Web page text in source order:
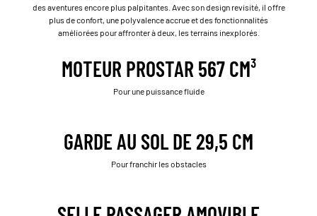
des aventures encore plus palpitantes. Avec son design revisité, il offre
plus de confort, une polyvalence accrue et des fonctionnalités
améliorées pour affronter à deux, les terrains inexplorés.
MOTEUR PROSTAR 567 CM³
Pour une puissance fluide
GARDE AU SOL DE 29,5 CM
Pour franchir les obstacles